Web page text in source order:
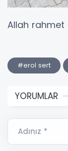
Allah rahmet
#erol sert
YORUMLAR
Adınız *